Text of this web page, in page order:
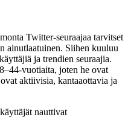
Twitter-seuraajaa tarvitset
ainutlaatuinen. Siihen kuuluu
ja trendien seuraajia.
vuotiaita, joten he ovat
aktiivisia, kantaaottavia ja
nauttivat